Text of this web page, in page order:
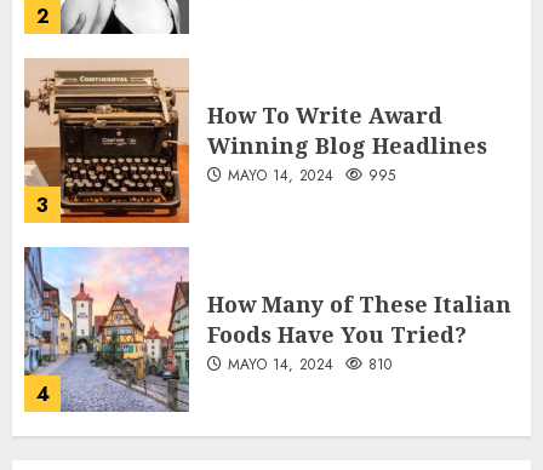
2
3
How To Write Award
Winning Blog Headlines
MAYO 14, 2024 995
4
How Many of These Italian
Foods Have You Tried?
MAYO 14, 2024 810